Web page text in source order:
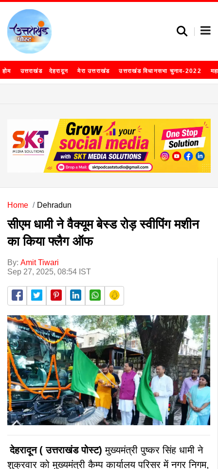
होम उत्तराखंड देहरादून मेरा उत्तराखंड उत्तराखंड विधानसभा चुनाव-2022
Home Dehradun
सीएम धामी ने वैक्यूम बेस्ड रोड़ स्वीपिंग मशीन
का किया फ्लैग ऑफ
By: Amit Tiwari
Sep 27, 2025, 08:54 IST
देहरादून ( उत्तराखंड पोस्ट) मुख्यमंत्री पुष्कर सिंह धामी ने
शुक्रवार को मुख्यमंत्री कैम्प कार्यालय परिसर में नगर निगम,